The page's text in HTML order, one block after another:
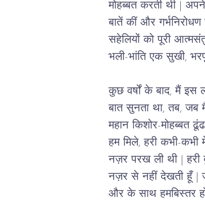
मोहब्बत करती थी |
बातें कीं और
सहेलियों को पूरी
भली-भांति एक सुखी,
कुछ वर्षों के बाद, मैं इस
बात सुनता था, तब, जब
महान किशोर-मोहब्बत
हम मिले, हरी कभी-कभी
नज़र परख ली थी |
नज़र से नहीं देखती हूँ |
और के साथ हमबिस्तर